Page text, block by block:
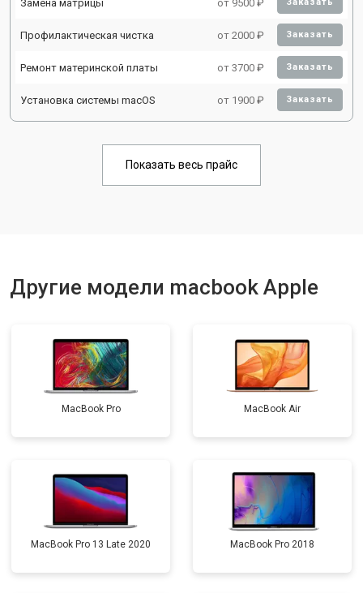
Замена матрицы от 9500 ₽
Профилактическая чистка от 2000 ₽ Заказать
Ремонт материнской платы от 3700 ₽ Заказать
Установка системы macOS от 1900 ₽ Заказать
Показать весь прайс
Другие модели macbook Apple
MacBook Pro MacBook Air
MacBook Pro 13 Late 2020 MacBook Pro 2018